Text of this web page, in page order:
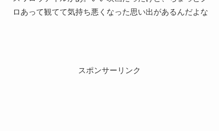
ロあって観てて気持ち悪くなった思い出があるんだよな
スポンサーリンク